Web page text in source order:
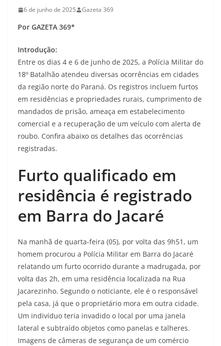
6 de junho de 2025 Gazeta 369
Por GAZETA 369*
Introdução:
Entre os dias 4 e 6 de junho de 2025, a Polícia Militar do
18º Batalhão atendeu diversas ocorrências em cidades
da região norte do Paraná. Os registros incluem furtos
em residências e propriedades rurais, cumprimento de
mandados de prisão, ameaça em estabelecimento
comercial e a recuperação de um veículo com alerta de
roubo. Confira abaixo os detalhes das ocorrências
registradas.
Furto qualificado em
residência é registrado
em Barra do Jacaré
Na manhã de quarta-feira (05), por volta das 9h51, um
homem procurou a Polícia Militar em Barra do Jacaré
relatando um furto ocorrido durante a madrugada, por
volta das 2h, em uma residência localizada na Rua
Jacarezinho. Segundo o noticiante, ele é o responsável
pela casa, já que o proprietário mora em outra cidade.
Um indivíduo teria invadido o local por uma janela
lateral e subtraído objetos como panelas e talheres.
Imagens de câmeras de segurança de um comércio